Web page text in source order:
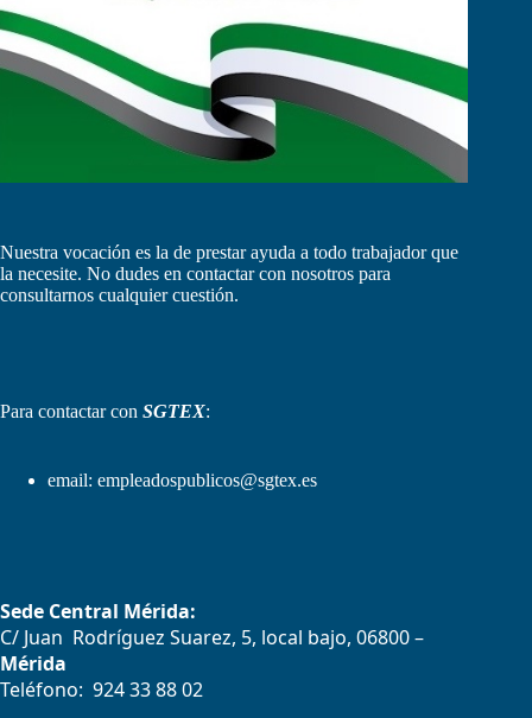
Nuestra vocación es la de prestar ayuda a todo trabajador que
la necesite. No dudes en contactar con nosotros para
consultarnos cualquier cuestión.
Para contactar con SGTEX:
email: empleadospublicos@sgtex.es
Sede Central Mérida:
C/ Juan Rodríguez Suarez, 5, local bajo, 06800 –
Mérida
Teléfono: 924 33 88 02